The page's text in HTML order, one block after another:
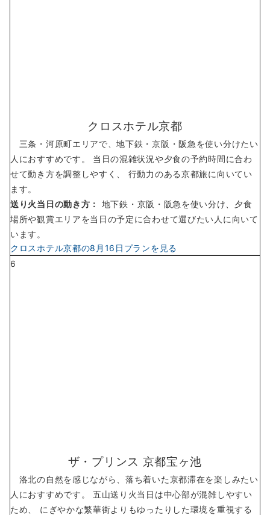
クロスホテル京都
三条・河原町エリアで、地下鉄・京阪・阪急を使い分けたい
人におすすめです。 当日の混雑状況や夕食の予約時間に合わ
せて動き方を調整しやすく、 行動力のある京都旅に向いてい
ます。
送り火当日の動き方：
地下鉄・京阪・阪急を使い分け、夕食
場所や観賞エリアを当日の予定に合わせて選びたい人に向いて
います。
クロスホテル京都の8月16日プランを見る
6
ザ・プリンス 京都宝ヶ池
洛北の自然を感じながら、落ち着いた京都滞在を楽しみたい
人におすすめです。 五山送り火当日は中心部が混雑しやすい
ため、 にぎやかな繁華街よりもゆったりした環境を重視する